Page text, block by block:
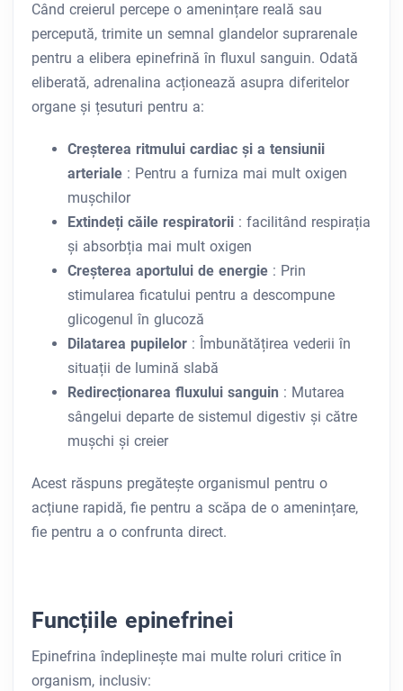
Când creierul percepe o amenințare reală sau
percepută, trimite un semnal glandelor suprarenale
pentru a elibera epinefrină în fluxul sanguin. Odată
eliberată, adrenalina acționează asupra diferitelor
organe și țesuturi pentru a:
Creșterea ritmului cardiac și a tensiunii
arteriale : Pentru a furniza mai mult oxigen
mușchilor
Extindeți căile respiratorii : facilitând respirația
și absorbția mai mult oxigen
Creșterea aportului de energie : Prin
stimularea ficatului pentru a descompune
glicogenul în glucoză
Dilatarea pupilelor : Îmbunătățirea vederii în
situații de lumină slabă
Redirecționarea fluxului sanguin : Mutarea
sângelui departe de sistemul digestiv și către
mușchi și creier
Acest răspuns pregătește organismul pentru o
acțiune rapidă, fie pentru a scăpa de o amenințare,
fie pentru a o confrunta direct.
Funcțiile epinefrinei
Epinefrina îndeplinește mai multe roluri critice în
organism, inclusiv: